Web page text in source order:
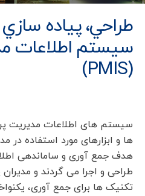
طراحي، پياده
سيستم اطلاعات
(PMIS)
سیستم های اطلاعات مدیریت
ها و ابزارهای مورد استفاده در
هدف جمع آوری و ساماندهی
طراحی و اجرا می گردند و مدیران
تکنیک ها برای جمع آوری،